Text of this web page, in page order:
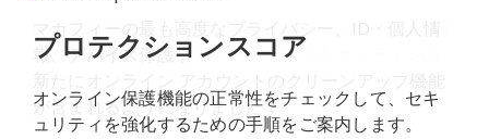
詐欺被害を未然に防ぎましょう。危険なテキストメ
ッセージに対する自動検知機能と、QR コードのオン
ン、返信する前に詐欺を回避できます。
McAfee Smart AI™を活用したオールインワンの保
護対策機能を使用して、日々進化するオンラインの
しましょう。
マカフィーの最も高度なプライバシー、ID・個人情
報、デバイス保護 。​
が含まれるようになりました！​
プロテクションスコア
オンライン保護機能の正常性をチェックして、セキ
ュリティを強化するための手順をご案内します。